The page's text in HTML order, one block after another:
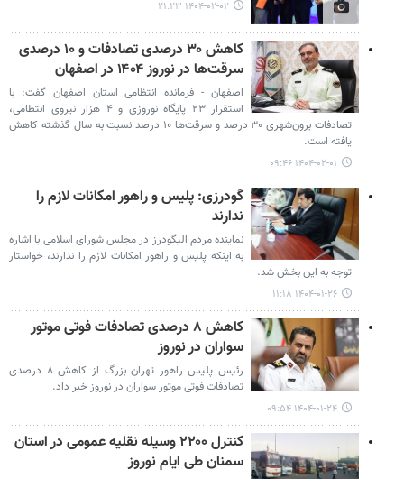
۱۴۰۴-۰۲-۰۲ ۲۱:۲۳
کاهش ۳۰ درصدی تصادفات و ۱۰ درصدی
سرقت‌ها در نوروز ۱۴۰۴ در اصفهان
اصفهان - فرمانده انتظامی استان اصفهان گفت: با
استقرار ۲۳ پایگاه نوروزی و ۴ هزار نیروی انتظامی،
تصادفات برون‌شهری ۳۰ درصد و سرقت‌ها ۱۰ درصد نسبت به سال گذشته کاهش
یافته است.
۱۴۰۴-۰۲-۰۱ ۰۹:۴۶
گودرزی: پلیس و راهور امکانات لازم را
ندارند
نماینده مردم الیگودرز در مجلس شورای اسلامی با اشاره
به اینکه پلیس و راهور امکانات لازم را ندارند، خواستار
توجه به این بخش شد.
۱۴۰۴-۰۱-۲۶ ۱۱:۱۸
کاهش ۸ درصدی تصادفات فوتی موتور
سواران در نوروز
رئیس پلیس راهور تهران بزرگ از کاهش ۸ درصدی
تصادفات فوتی موتور سواران در نوروز خبر داد.
۱۴۰۴-۰۱-۲۴ ۰۹:۵۴
کنترل ۲۲۰۰ وسیله نقلیه عمومی در استان
سمنان طی ایام نوروز